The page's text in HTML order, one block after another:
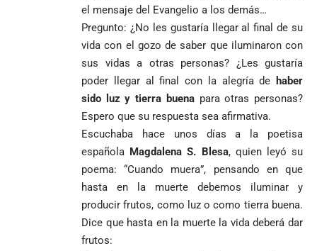
el mensaje del Evangelio a los demás…
Pregunto: ¿No les gustaría llegar al final de su
vida con el gozo de saber que iluminaron con
sus vidas a otras personas? ¿Les gustaría
poder llegar al final con la alegría de haber
sido luz y tierra buena para otras personas?
Espero que su respuesta sea afirmativa.
Escuchaba hace unos días a la poetisa
española Magdalena S. Blesa, quien leyó su
poema: “Cuando muera”, pensando en que
hasta en la muerte debemos iluminar y
producir frutos, como luz o como tierra buena.
Dice que hasta en la muerte la vida deberá dar
frutos: